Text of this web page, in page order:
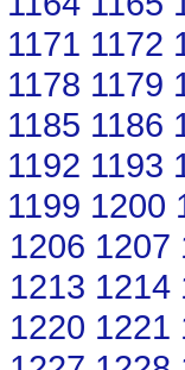
1171 1172
1178 1179
1185 1186
1192 1193
1199 1200
1206 1207
1213 1214
1220 1221